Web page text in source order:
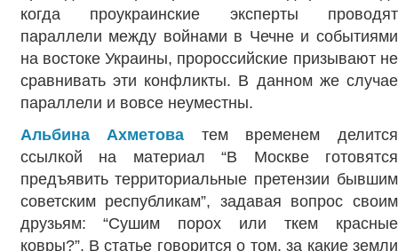
когда проукраинские эксперты проводят
параллели между войнами в Чечне и событиями
на востоке Украины, пророссийские призывают не
сравнивать эти конфликты. В данном же случае
параллели и вовсе неуместны.
Альбина Ахметова тем временем делится
ссылкой на материал “В Москве готовятся
предъявить территориальные претензии бывшим
советским республикам”, задавая вопрос своим
друзьям: “Сушим порох или ткем красные
ковры?”. В статье говорится о том, за какие земли